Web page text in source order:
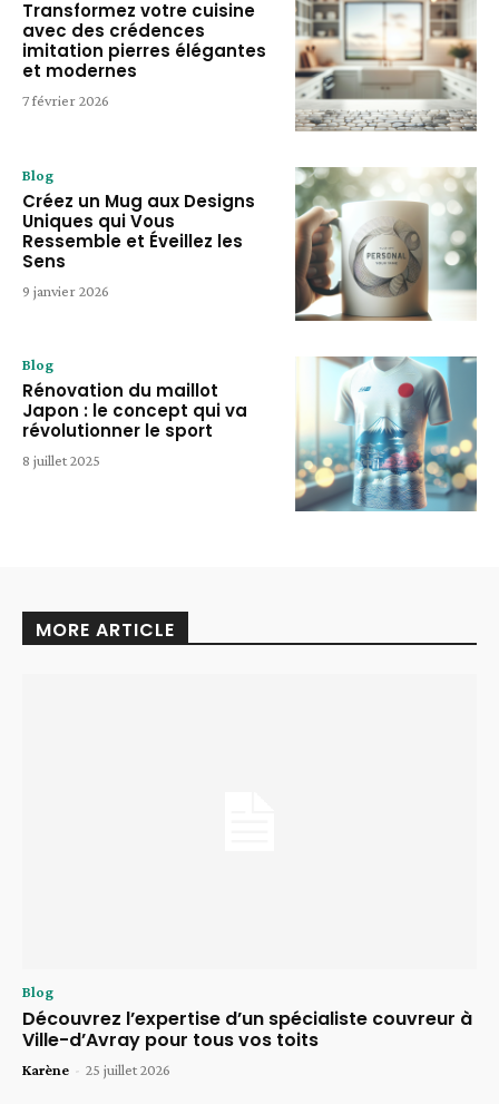
Transformez votre cuisine
avec des crédences
imitation pierres élégantes
et modernes
7 février 2026
Blog
Créez un Mug aux Designs
Uniques qui Vous
Ressemble et Éveillez les
Sens
9 janvier 2026
Blog
Rénovation du maillot
Japon : le concept qui va
révolutionner le sport
8 juillet 2025
MORE ARTICLE
Blog
Découvrez l’expertise d’un spécialiste couvreur à
Ville-d’Avray pour tous vos toits
Karène - 25 juillet 2026